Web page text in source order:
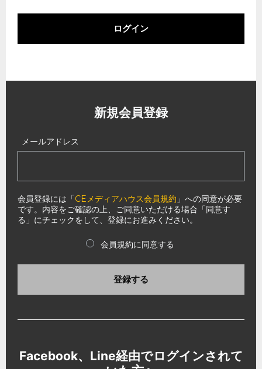
ログイン
新規会員登録
メールアドレス
会員登録には「CEメディアハウス会員規約 」への同意が必要
です。内容をご確認の上、ご同意いただける場合「同意す
る」にチェックをして、登録にお進みください。
会員規約に同意する
登録する
Facebook、Line経由でログインされて